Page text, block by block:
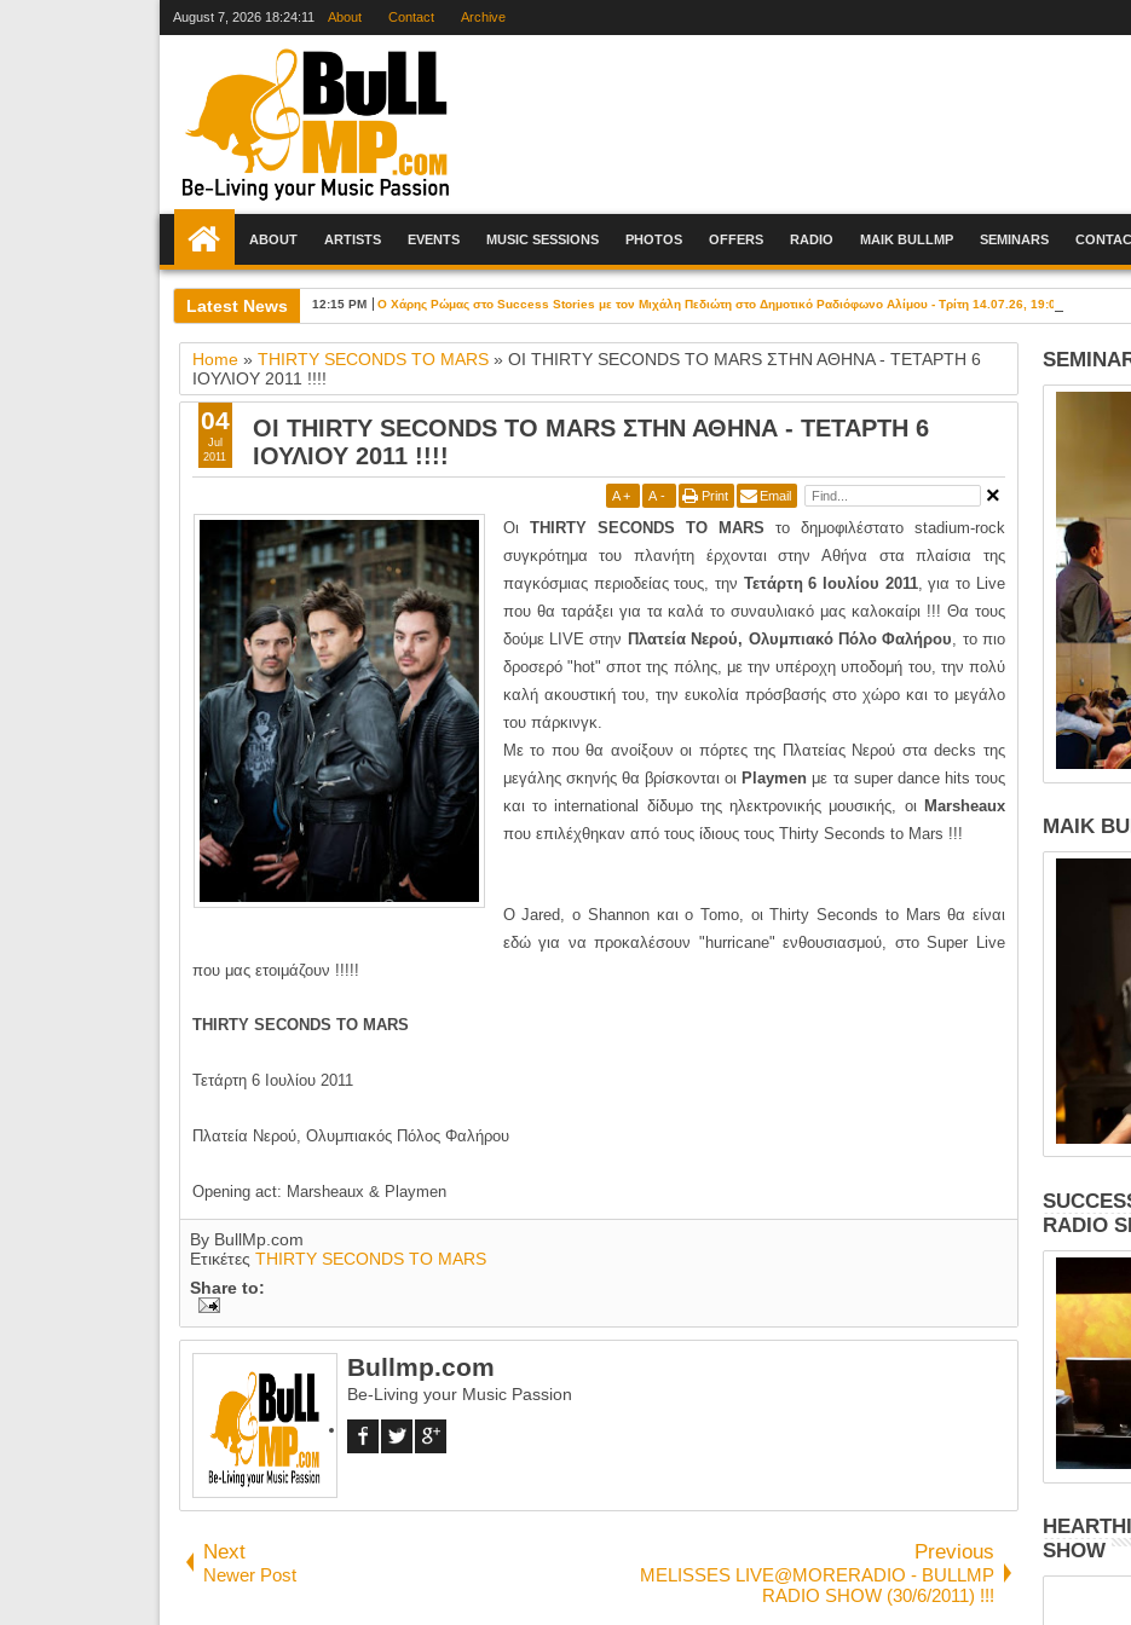
August 7, 2026 18:24:12 About Contact Archive
ABOUT ARTISTS EVENTS MUSIC SESSIONS PHOTOS OFFERS RADIO MAIK BULLMP SEMINARS
Latest News 12:15 PM Ο Χάρης Ρώμας στο Success Stories με τον Μιχάλη Πεδιώτη στο Δημοτικό Ραδιόφωνο Αλίμου - Τρίτη 14.07.26, 19:00-21:00
Home» THIRTY SECONDS TO MARS» OI THIRTY SECONDS TO MARS ΣΤΗΝ ΑΘΗΝΑ - ΤΕΤΑΡΤΗ 6
ΙΟΥΛΙΟΥ 2011 !!!!
OI THIRTY SECONDS TO MARS ΣΤΗΝ ΑΘΗΝΑ - ΤΕΤΑΡΤΗ 6
ΙΟΥΛΙΟΥ 2011 !!!!
A + A - Print Email
Οι THIRTY SECONDS TO MARS το δημοφιλέστατο stadium-rock
συγκρότημα του πλανήτη έρχονται στην Αθήνα στα πλαίσια της
παγκόσμιας περιοδείας τους, την Τετάρτη 6 Ιουλίου 2011, για το Live
που θα ταράξει για τα καλά το συναυλιακό μας καλοκαίρι !!! Θα τους
δούμε LIVE στην Πλατεία Νερού, Ολυμπιακό Πόλο Φαλήρου, το πιο
δροσερό "hot" σποτ της πόλης, με την υπέροχη υποδομή του, την πολύ
καλή ακουστική του, την ευκολία πρόσβασής στο χώρο και το μεγάλο
του πάρκινγκ.
Με το που θα ανοίξουν οι πόρτες της Πλατείας Νερού στα decks της
μεγάλης σκηνής θα βρίσκονται οι Playmen με τα super dance hits τους
και το international δίδυμο της ηλεκτρονικής μουσικής, οι Marsheaux
που επιλέχθηκαν από τους ίδιους τους Thirty Seconds to Mars !!!
Ο Jared, o Shannon και ο Tomo, οι Thirty Seconds to Mars θα είναι
εδώ για να προκαλέσουν "hurricane" ενθουσιασμού, στο Super Live
που μας ετοιμάζουν !!!!!
THIRTY SECONDS TO MARS
Τετάρτη 6 Ιουλίου 2011
Πλατεία Νερού, Ολυμπιακός Πόλος Φαλήρου
Opening act: Marsheaux & Playmen
04
Jul
2011
By BullMp.com
Ετικέτες THIRTY SECONDS TO MARS
Share to:
Bullmp.com
Be-Living your Music Passion
Next
Newer Post
Previous
MELISSES LIVE@MORERADIO - BULLMP
RADIO SHOW (30/6/2011) !!!
MAIK
RADIO
SHOW